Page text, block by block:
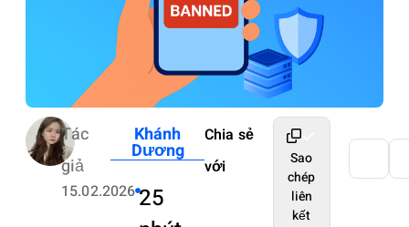
Tác
giả
Khánh
Dương
15.02.202625
Chia sẻ
với
Sao
chép
liên
kết